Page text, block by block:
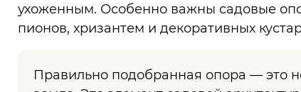
ухоженным. Особенно важны садовые
пионов, хризантем и декоративных
Правильно подобранная опора — это